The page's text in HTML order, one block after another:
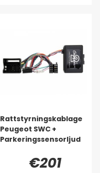
Rattstyrningskablage
Peugeot SWC +
Parkeringssensorljud
€201